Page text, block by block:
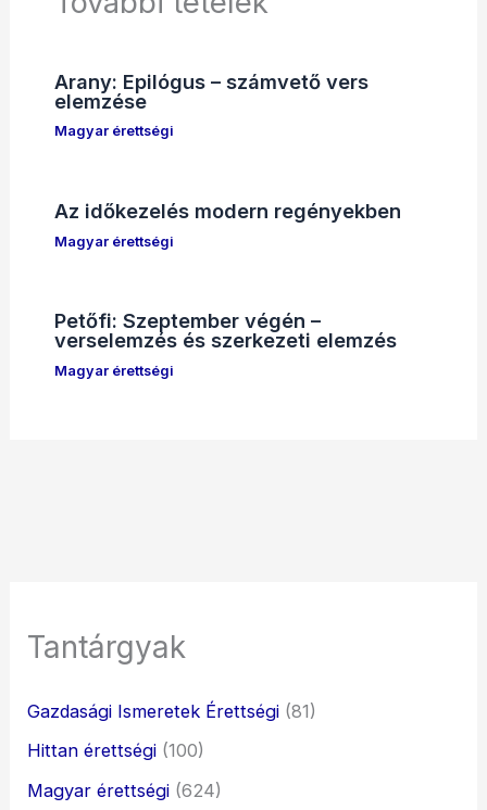
Arany: Epilógus – számvető vers
elemzése
Magyar érettségi
Az időkezelés modern regényekben
Magyar érettségi
Petőfi: Szeptember végén –
verselemzés és szerkezeti elemzés
Magyar érettségi
Tantárgyak
Gazdasági Ismeretek Érettségi (81)
Hittan érettségi (100)
Magyar érettségi (624)